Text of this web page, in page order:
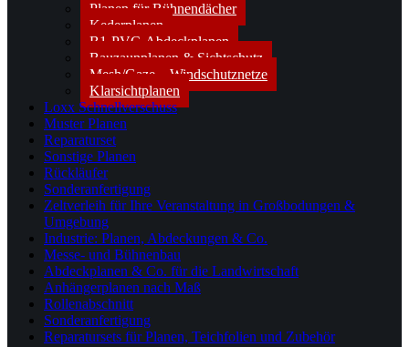
Planen für Bühnendächer
Kederplanen
B1-PVC-Abdeckplanen
Bauzaunplanen & Sichtschutz
Mesh/Gaze – Windschutznetze
Klarsichtplanen
Loxx Schnellverschuss
Muster Planen
Reparaturset
Sonstige Planen
Rückläufer
Sonderanfertigung
Zeltverleih für Ihre Veranstaltung in Großbodungen &
Umgebung
Industrie: Planen, Abdeckungen & Co.
Messe- und Bühnenbau
Abdeckplanen & Co. für die Landwirtschaft
Anhängerplanen nach Maß
Rollenabschnitt
Sonderanfertigung
Reparatursets für Planen, Teichfolien und Zubehör